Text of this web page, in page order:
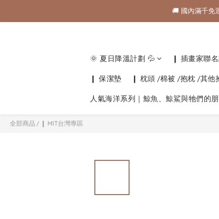
🚚 國內滿千免
🚚 國內滿千免
🚚 國內滿千
🌞 夏日降溫計劃 💦 ❙ 插畫家聯
❙ 保潔墊 ❙ 枕頭 /棉被 /抱枕 /其他
人氣海洋系列｜鯨魚、鯨鯊與牠們的
全部商品 / ❙ MIT台灣專區